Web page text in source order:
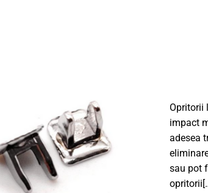
Opritorii
impact
adesea
sau pot